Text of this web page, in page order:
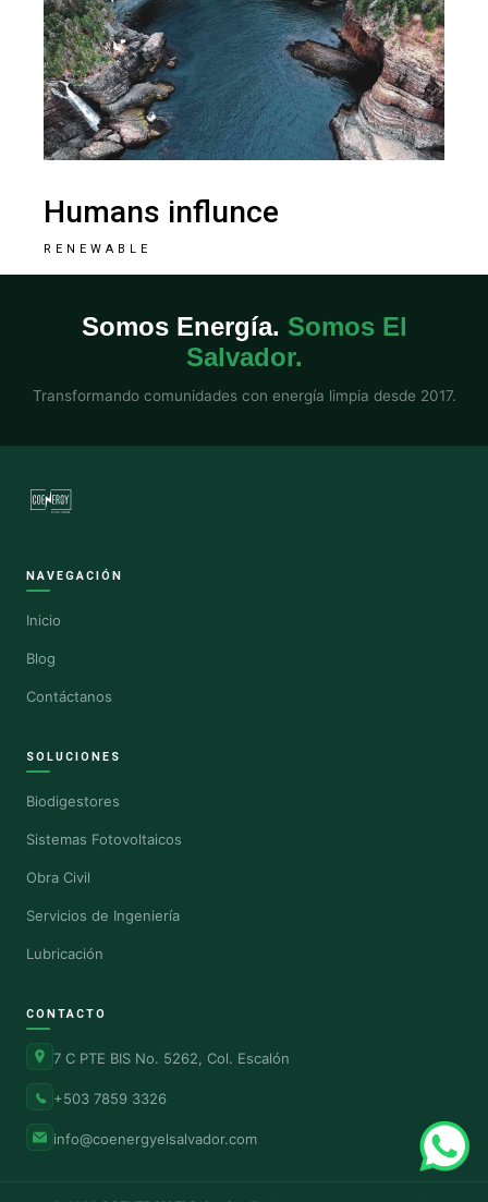
Humans influnce
RENEWABLE
Somos Energía. Somos El
Salvador.
Transformando comunidades con energía limpia desde 2017.
NAVEGACIÓN
Inicio
Blog
Contáctanos
SOLUCIONES
Biodigestores
Sistemas Fotovoltaicos
Obra Civil
Servicios de Ingeniería
Lubricación
CONTACTO
7 C PTE BIS No. 5262, Col. Escalón
+503 7859 3326
info@coenergyelsalvador.com